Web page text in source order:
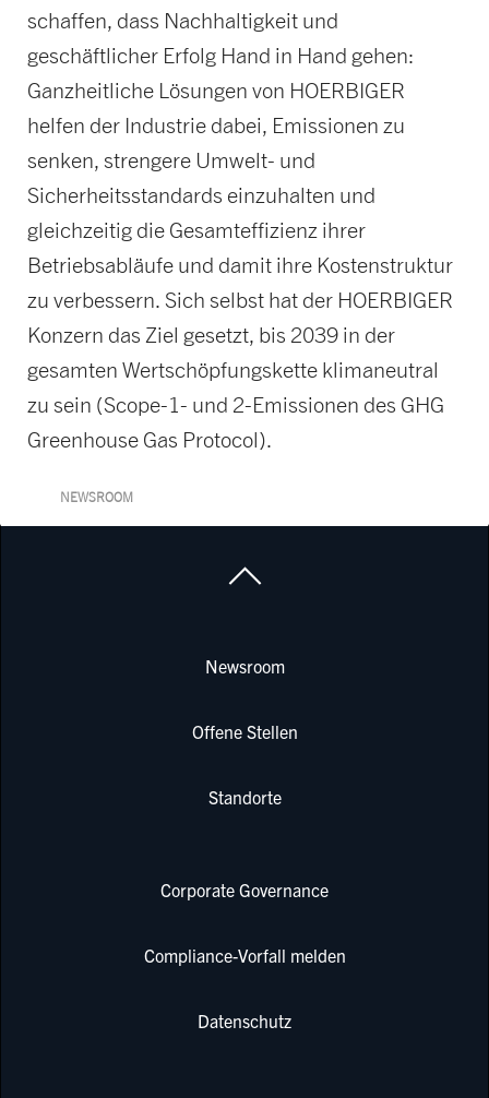
schaffen, dass Nachhaltigkeit und
geschäftlicher Erfolg Hand in Hand gehen:
Ganzheitliche Lösungen von HOERBIGER
helfen der Industrie dabei, Emissionen zu
senken, strengere Umwelt- und
Sicherheitsstandards einzuhalten und
gleichzeitig die Gesamteffizienz ihrer
Betriebsabläufe und damit ihre Kostenstruktur
zu verbessern. Sich selbst hat der HOERBIGER
Konzern das Ziel gesetzt, bis 2039 in der
gesamten Wertschöpfungskette klimaneutral
zu sein (Scope-1- und 2-Emissionen des GHG
Greenhouse Gas Protocol).
NEWSROOM
Newsroom
Offene Stellen
Standorte
Corporate Governance
Compliance-Vorfall melden
Datenschutz